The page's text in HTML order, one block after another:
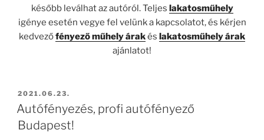
később leválhat az autóról. Teljes lakatosműhely
igénye esetén vegye fel velünk a kapcsolatot, és kérjen
kedvezőfényező műhely árakés lakatosműhely árak
ajánlatot!
BEKÜLDVE:
2021.06.23.
Autófényezés, profi autófényező
Budapest!